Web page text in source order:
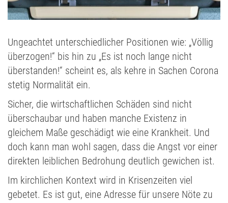
Ungeachtet unterschiedlicher Positionen wie: „Völlig
überzogen!“ bis hin zu „Es ist noch lange nicht
überstanden!“ scheint es, als kehre in Sachen Corona
stetig Normalität ein.
Sicher, die wirtschaftlichen Schäden sind nicht
überschaubar und haben manche Existenz in
gleichem Maße geschädigt wie eine Krankheit. Und
doch kann man wohl sagen, dass die Angst vor einer
direkten leiblichen Bedrohung deutlich gewichen ist.
Im kirchlichen Kontext wird in Krisenzeiten viel
gebetet. Es ist gut, eine Adresse für unsere Nöte zu